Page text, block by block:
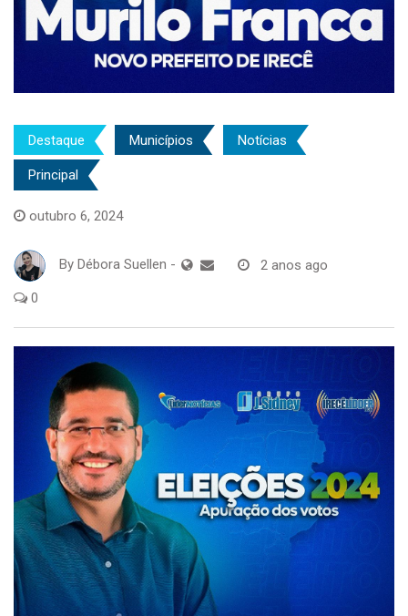
Destaque Municípios Notícias
Principal
outubro 6, 2024
By Débora Suellen - 2 anos ago
0